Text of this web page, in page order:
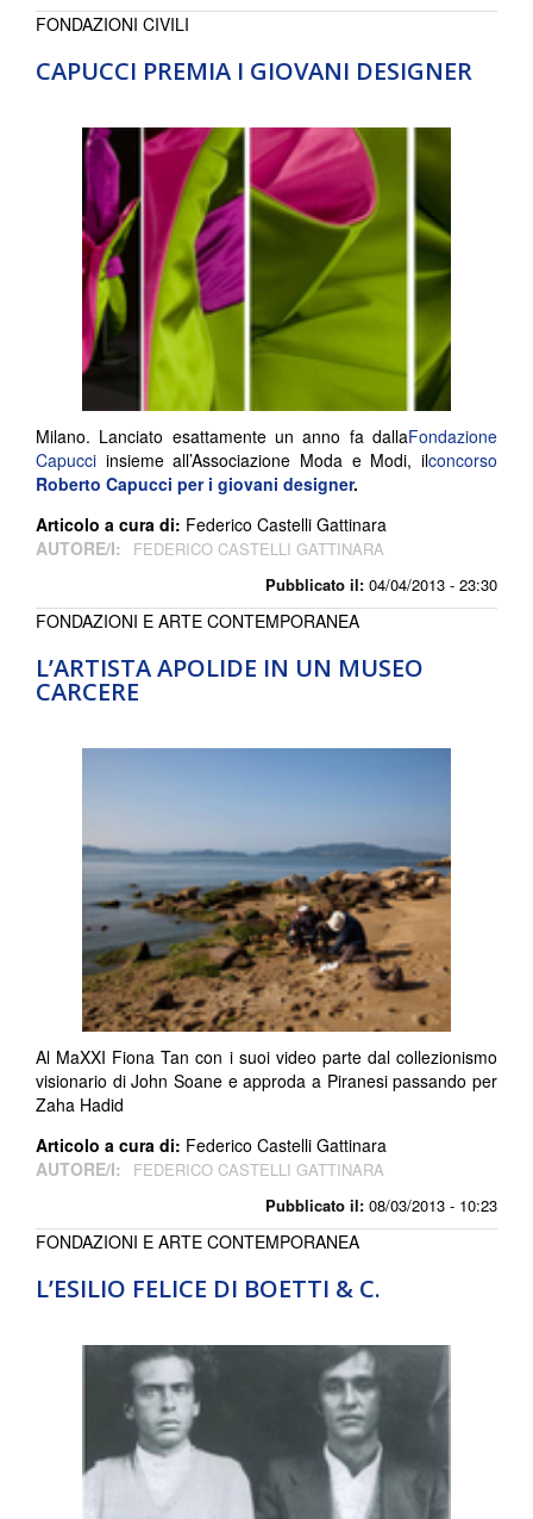
CAPUCCI PREMIA I GIOVANI DESIGNER
Pubblicato il: 04/04/2013 - 23:30
FONDAZIONI CIVILI
Milano. Lanciato esattamente un anno fa dallaFondazione
Capucci insieme all’Associazione Moda e Modi, ilconcorso
Roberto Capucci per i giovani designer.
Articolo a cura di: Federico Castelli Gattinara
AUTORE/I:
FEDERICO CASTELLI GATTINARA
L’ARTISTA APOLIDE IN UN MUSEO
CARCERE
Pubblicato il: 08/03/2013 - 10:23
FONDAZIONI E ARTE CONTEMPORANEA
Al MaXXI Fiona Tan con i suoi video parte dal collezionismo
visionario di John Soane e approda a Piranesi passando per
Zaha Hadid
Articolo a cura di: Federico Castelli Gattinara
AUTORE/I:
FEDERICO CASTELLI GATTINARA
L’ESILIO FELICE DI BOETTI & C.
FONDAZIONI E ARTE CONTEMPORANEA